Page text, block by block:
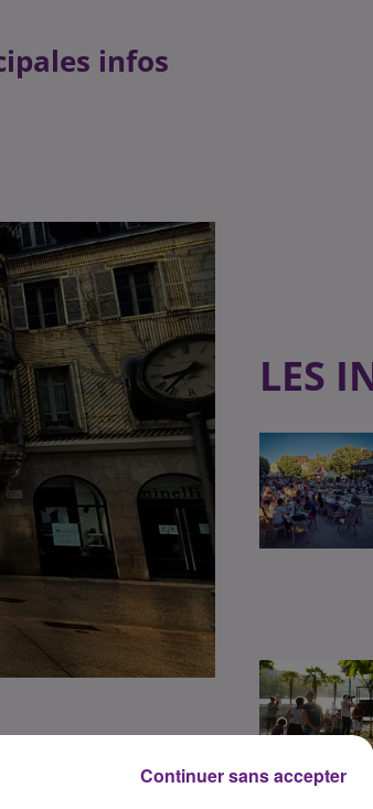
infos
du jour, il y avait
la
en novembre 2022.
LES
Continuer sans accepter